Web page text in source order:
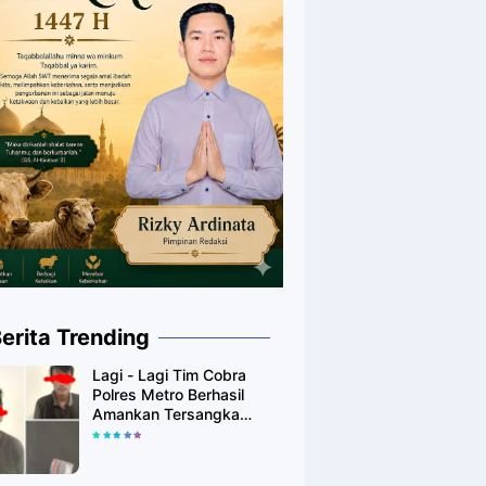
Trending
Lagi - Lagi Tim Cobra
Polres Metro Berhasil
Amankan Tersangka
Yang Diduga Pengguna